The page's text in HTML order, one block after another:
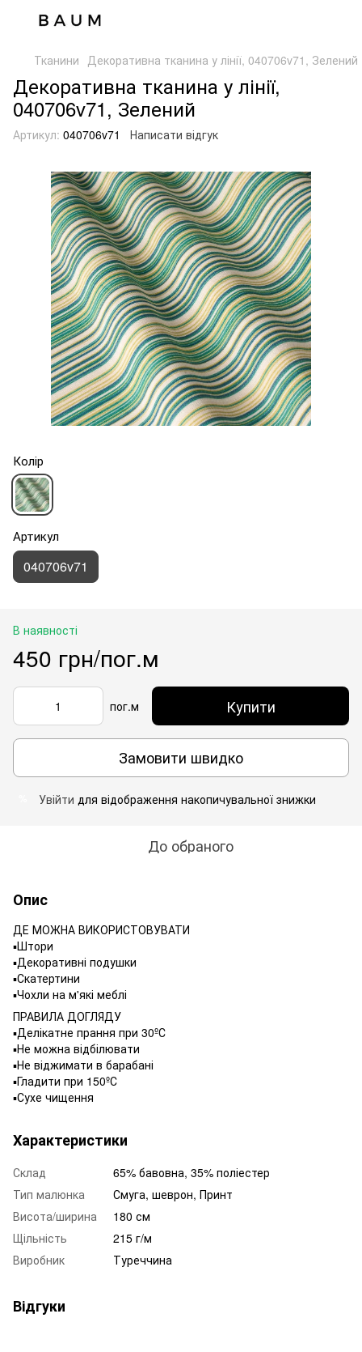
Тканини Декоративна тканина у лінії, 040706v71, Зелений
Декоративна тканина у лінії,
040706v71, Зелений
Артикул: 040706v71 Написати відгук
Колір
Артикул
040706v71
В наявності
450 грн/пог.м
пог.м Купити
Замовити швидко
Увійти для відображення накопичувальної знижки
До обраного
Опис
ДЕ МОЖНА ВИКОРИСТОВУВАТИ
▪️Штори
▪️Декоративні подушки
▪️Скатертини
▪️Чохли на м'які меблі
ПРАВИЛА ДОГЛЯДУ
▪️Делікатне прання при 30ºС
▪️Не можна відбілювати
▪️Не віджимати в барабані
▪️Гладити при 150ºС
▪️Сухе чищення
Характеристики
Склад
65% бавовна, 35% поліестер
Тип малюнка
Смуга, шеврон, Принт
Висота/ширина
180 см
Щільність
215 г/м
Виробник
Туреччина
Відгуки